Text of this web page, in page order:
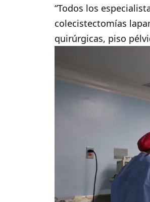
“Todos los
colecistectomías
quirúrgicas, piso